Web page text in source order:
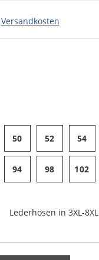
Versandkosten
50 52 54
94 98 102
Lederhosen in 3XL-8XL